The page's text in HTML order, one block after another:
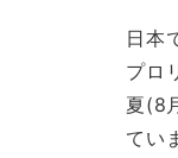
日本
プロ
夏(8
てい